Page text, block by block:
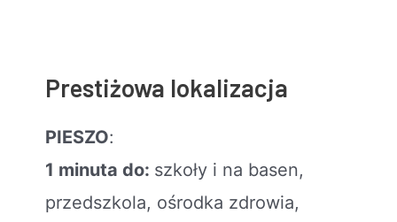
Prestiżowa lokalizacja
PIESZO:
1 minuta do: szkoły i na basen,
przedszkola, ośrodka zdrowia,